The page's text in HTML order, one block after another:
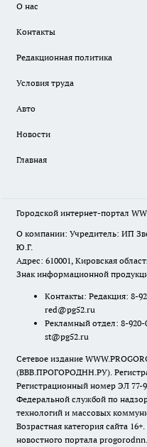
О нас
Контакты
Редакционная политика
Условия труда
Авто
Новости
Главная
Городской интернет-портал
О компании: Учредитель: ИП
Ю.Г.
Адрес: 610001, Кировская
Знак информационной
Контакты: Редакция: 8-
red@pg52.ru
Рекламный отдел: 8-920-
st@pg52.ru
Сетевое издание
(ВВВ.ПРОГОРОДНН.РУ).
Регистрационный номер ЭЛ 77-
Федеральной службой по
технологий и массовых
Возрастная категория сайта
новостного портала